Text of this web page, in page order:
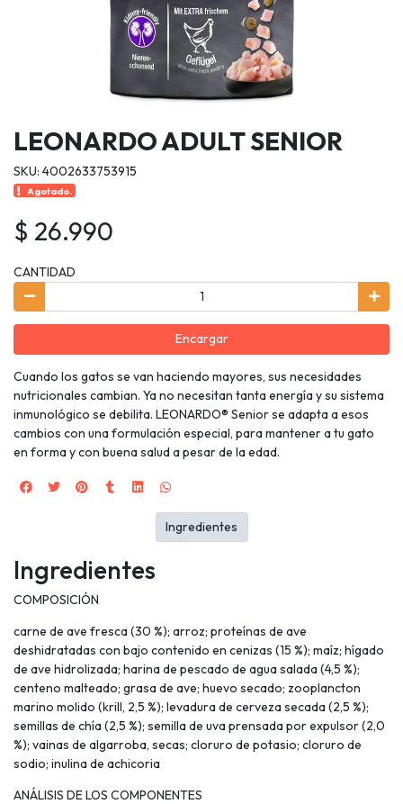
LEONARDO ADULT SENIOR
SKU: 4002633753915
Agotado.
$ 26.990
CANTIDAD
Encargar
Cuando los gatos se van haciendo mayores, sus necesidades
nutricionales cambian. Ya no necesitan tanta energía y su sistema
inmunológico se debilita. LEONARDO® Senior se adapta a esos
cambios con una formulación especial, para mantener a tu gato
en forma y con buena salud a pesar de la edad.
Ingredientes
COMPOSICIÓN
carne de ave fresca (30 %); arroz; proteínas de ave
deshidratadas con bajo contenido en cenizas (15 %); maíz; hígado
de ave hidrolizada; harina de pescado de agua salada (4,5 %);
centeno malteado; grasa de ave; huevo secado; zooplancton
marino molido (krill, 2,5 %); levadura de cerveza secada (2,5 %);
semillas de chía (2,5 %); semilla de uva prensada por expulsor (2,0
%); vainas de algarroba, secas; cloruro de potasio; cloruro de
sodio; inulina de achicoria
ANÁLISIS DE LOS COMPONENTES
Ingredientes